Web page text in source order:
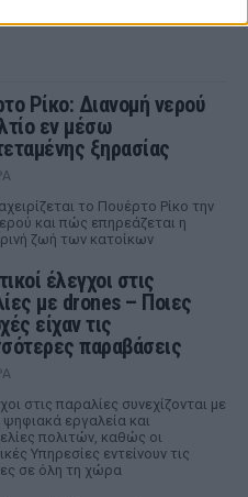
Ρίκο: Διανομή νερού
εν μέσω
ξηρασίας
το Πουέρτο Ρίκο την
και πώς επηρεάζεται η
ζωή των κατοίκων
έλεγχοι στις
με drones – Ποιες
είχαν τις
παραβάσεις
στις παραλίες συνεχίζονται με
εργαλεία και
πολιτών, καθώς οι
Υπηρεσίες εντείνουν τις
σε όλη τη χώρα